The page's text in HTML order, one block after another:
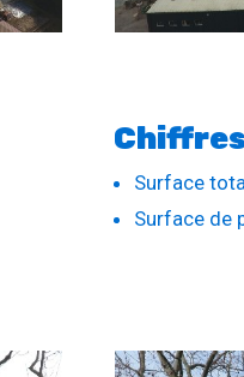
Surface
Surface de